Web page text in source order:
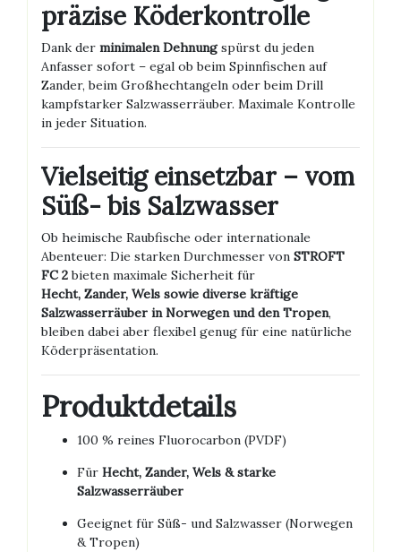
präzise Köderkontrolle
Dank der minimalen Dehnungspürst du jeden
Anfasser sofort – egal ob beim Spinnfischen auf
Zander, beim Großhechtangeln oder beim Drill
kampfstarker Salzwasserräuber. Maximale Kontrolle
in jeder Situation.
Vielseitig einsetzbar – vom
Süß- bis Salzwasser
Ob heimische Raubfische oder internationale
Abenteuer: Die starken Durchmesser von STROFT
FC 2bieten maximale Sicherheit für
Hecht, Zander, Wels sowie diverse kräftige
Salzwasserräuber in Norwegen und den Tropen,
bleiben dabei aber flexibel genug für eine natürliche
Köderpräsentation.
Produktdetails
100 % reines Fluorocarbon (PVDF)
Für Hecht, Zander, Wels & starke
Salzwasserräuber
Geeignet für Süß- und Salzwasser (Norwegen
& Tropen)